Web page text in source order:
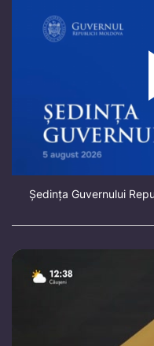
Ședința Guvernului